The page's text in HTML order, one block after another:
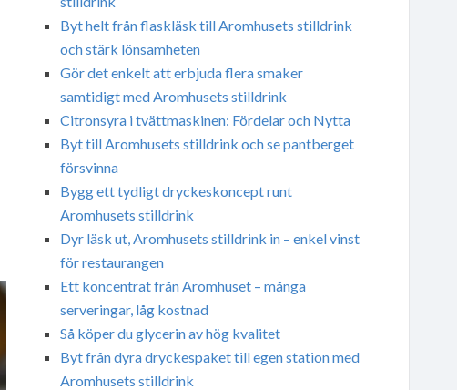
Byt helt från flaskläsk till Aromhusets stilldrink
och stärk lönsamheten
Gör det enkelt att erbjuda flera smaker
samtidigt med Aromhusets stilldrink
Citronsyra i tvättmaskinen: Fördelar och Nytta
Byt till Aromhusets stilldrink och se pantberget
försvinna
Bygg ett tydligt dryckeskoncept runt
Aromhusets stilldrink
Dyr läsk ut, Aromhusets stilldrink in – enkel vinst
för restaurangen
Ett koncentrat från Aromhuset – många
serveringar, låg kostnad
Så köper du glycerin av hög kvalitet
Byt från dyra dryckespaket till egen station med
Aromhusets stilldrink